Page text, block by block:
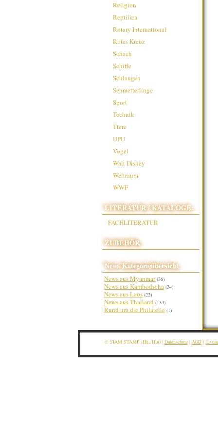
Religion
Reptilien
Rotary International
Rotes Kreuz
Schach
Schiffe
Schlangen
Schmetterlinge
Sport
Technik
Tiere
UPU
Vögel
Walt Disney
Weltraum
WWF
LITERATUR / KATALOGE:
FACHLITERATUR
ZUBEHÖR
News Kategorieübersicht
News aus Myanmar (36)
News aus Kambodscha (34)
News aus Laos (22)
News aus Thailand (133)
Rund um die Philatelie (1)
© SIAM STAMP (Hua Hin) | Datenschutz | AGB |